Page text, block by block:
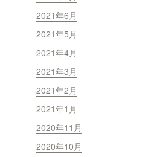
2021年6月
2021年5月
2021年4月
2021年3月
2021年2月
2021年1月
2020年11月
2020年10月